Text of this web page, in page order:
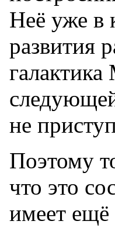
Неё уже в
развития
не
Поэтому
что это
имеет